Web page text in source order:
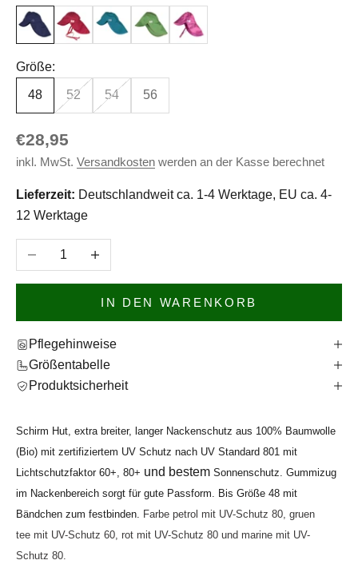
Marine
Rot Green SlateGrün TeeAzalea
Größe:
48 52 54 56
Angebot
€28,95
inkl. MwSt. Versandkosten werden an der Kasse berechnet
Lieferzeit: Deutschlandweit ca. 1-4 Werktage, EU ca. 4-
12 Werktage
Anzahl verringernAnzahl erhöhen
IN DEN WARENKORB
Pflegehinweise
Größentabelle
Produktsicherheit
Schirm Hut, extra breiter, langer Nackenschutz aus 100% Baumwolle
(Bio) mit zertifiziertem UV Schutz nach UV Standard 801 mit
Lichtschutzfaktor 60+, 80+ und bestem Sonnenschutz. Gummizug
im Nackenbereich sorgt für gute Passform. Bis Größe 48 mit
Bändchen zum festbinden
Farbe petrol mit UV-Schutz 80, gruen
tee mit UV-Schutz 60, rot mit UV-Schutz 80 und marine mit UV-
Schutz 80.